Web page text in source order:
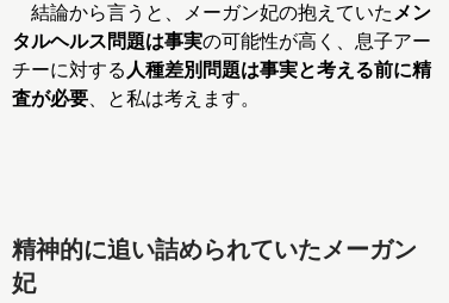
結論から言うと、メーガン妃の抱えていた メン
タルヘルス問題は事実の可能性が高く、息子アー
チーに対する 人種差別問題は事実と考える前に精
査が必要 、と私は考えます。
精神的に追い詰められていたメーガン
妃